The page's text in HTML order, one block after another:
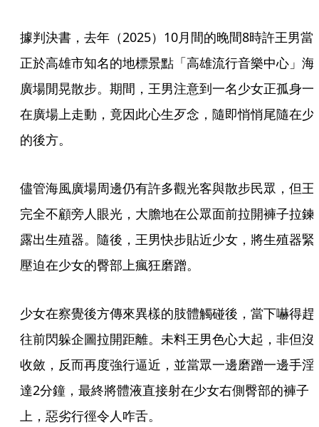
據判決書，去年（2025）10月間的晚間8時許王男當
正於高雄市知名的地標景點「高雄流行音樂中心」海
廣場閒晃散步。期間，王男注意到一名少女正孤身一
在廣場上走動，竟因此心生歹念，隨即悄悄尾隨在少
的後方。
儘管海風廣場周邊仍有許多觀光客與散步民眾，但王
完全不顧旁人眼光，大膽地在公眾面前拉開褲子拉鍊
露出生殖器。隨後，王男快步貼近少女，將生殖器緊
壓迫在少女的臀部上瘋狂磨蹭。
少女在察覺後方傳來異樣的肢體觸碰後，當下嚇得趕
往前閃躲企圖拉開距離。未料王男色心大起，非但沒
收斂，反而再度強行逼近，並當眾一邊磨蹭一邊手淫
達2分鐘，最終將體液直接射在少女右側臀部的褲子
上，惡劣行徑令人咋舌。